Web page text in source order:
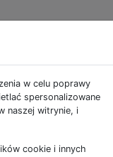
rozpowszechniona
napotyka takie
w celu poprawy
spersonalizowane
naszej witrynie, i
cookie i innych